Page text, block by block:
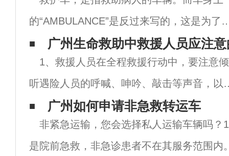
的“AMBULANCE”是反过来写的，这是为了
前面的汽车司机通过后视镜直接看到正方向
Ambulance单词，从而迅速让道。伴随着警
灯的闪烁和警报器的呼啸声，毫
广州生命救助中救援人员应注
1、救援人员在全程救援行动中，要注意倾
听遇险人员的呼喊、呻吟、敲击等声音，以
确定待救者的具体位置，实施救助行动。2、
事故现场嘻杂，会妨碍搜索行动的展开。当
用喊话、敲击或使用生命探测仪设备及利用
广州如何申请非急救转运车
非紧急运输，您会选择私人运输车辆吗？
是院前急救，非急诊患者不在其服务范围内